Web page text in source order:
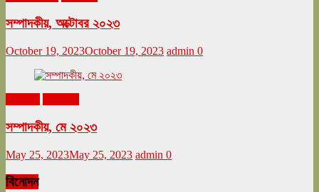
সম্পাদকীয়, অক্টোবর ২০২৩
October 19, 2023October 19, 2023 admin 0
সম্পাদকীয়, মে ২০২৩
May 25, 2023May 25, 2023 admin 0
বিনোদন